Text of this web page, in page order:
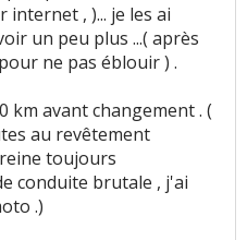
internet , )... je les ai
un peu plus ...( après
ne pas éblouir ) .
km avant changement . (
au revêtement
toujours
conduite brutale , j'ai
.)